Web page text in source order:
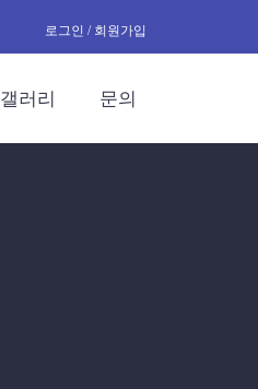
로그인 / 회원가입
갤러리 문의